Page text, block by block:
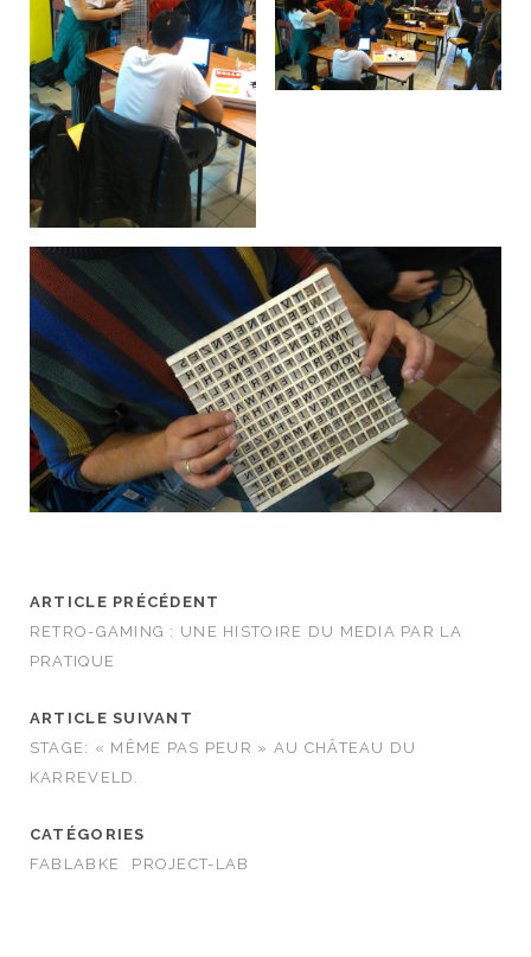
ARTICLE PRÉCÉDENT
RETRO-GAMING : UNE HISTOIRE DU MEDIA PAR LA
PRATIQUE
ARTICLE SUIVANT
STAGE: « MÊME PAS PEUR » AU CHÂTEAU DU
KARREVELD.
CATÉGORIES
FABLABKE
PROJECT-LAB